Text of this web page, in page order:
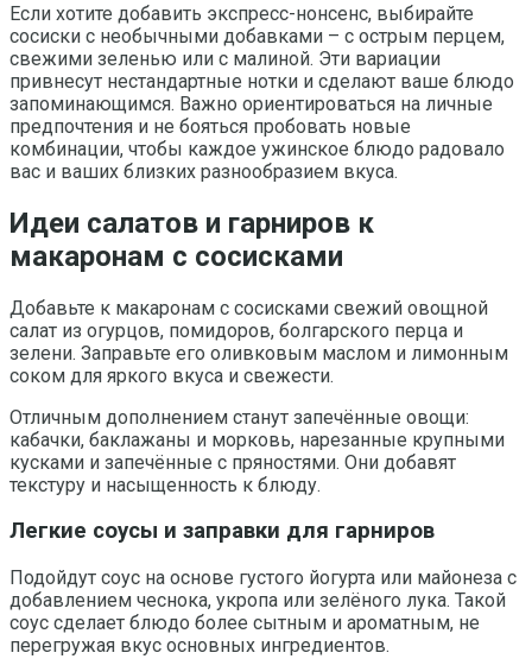
Если хотите добавить экспресс-нонсенс, выбирайте
сосиски с необычными добавками – с острым перцем,
свежими зеленью или с малиной. Эти вариации
привнесут нестандартные нотки и сделают ваше блюдо
запоминающимся. Важно ориентироваться на личные
предпочтения и не бояться пробовать новые
комбинации, чтобы каждое ужинское блюдо радовало
вас и ваших близких разнообразием вкуса.
Идеи салатов и гарниров к
макаронам с сосисками
Добавьте к макаронам с сосисками свежий овощной
салат из огурцов, помидоров, болгарского перца и
зелени. Заправьте его оливковым маслом и лимонным
соком для яркого вкуса и свежести.
Отличным дополнением станут запечённые овощи:
кабачки, баклажаны и морковь, нарезанные крупными
кусками и запечённые с пряностями. Они добавят
текстуру и насыщенность к блюду.
Легкие соусы и заправки для гарниров
Подойдут соус на основе густого йогурта или майонеза с
добавлением чеснока, укропа или зелёного лука. Такой
соус сделает блюдо более сытным и ароматным, не
перегружая вкус основных ингредиентов.